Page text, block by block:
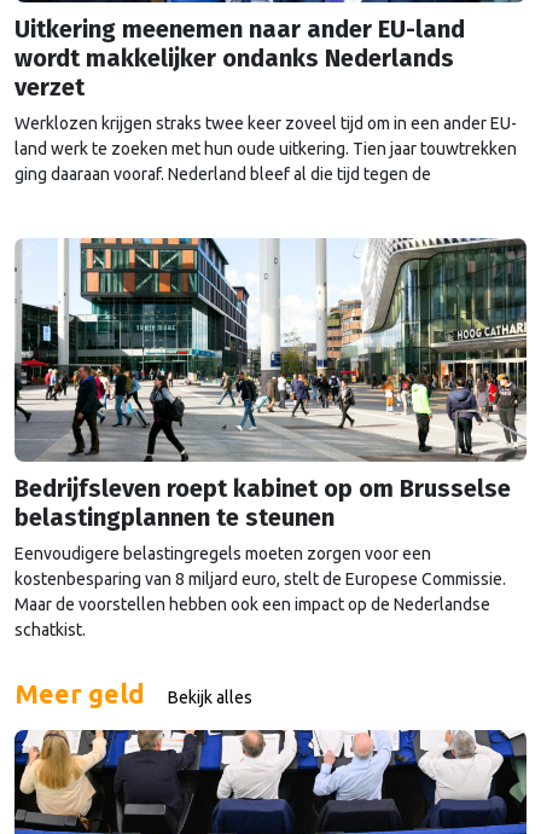
Uitkering meenemen naar ander EU-land
wordt makkelijker ondanks Nederlands
verzet
Werklozen krijgen straks twee keer zoveel tijd om in een ander EU-
land werk te zoeken met hun oude uitkering. Tien jaar touwtrekken
ging daaraan vooraf. Nederland bleef al die tijd tegen de
Bedrijfsleven roept kabinet op om Brusselse
belastingplannen te steunen
Eenvoudigere belastingregels moeten zorgen voor een
kostenbesparing van 8 miljard euro, stelt de Europese Commissie.
Maar de voorstellen hebben ook een impact op de Nederlandse
schatkist.
Meer geld Bekijk alles